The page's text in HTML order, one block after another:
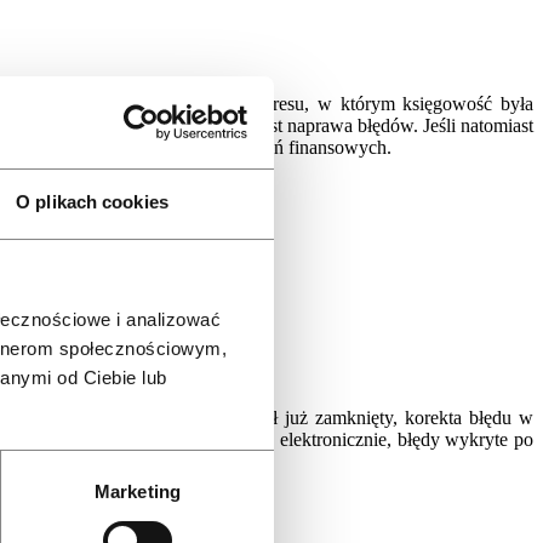
O plikach cookies
i analizować
społecznościowym,
od Ciebie lub
Marketing
dokumentów z okresu, w którym księgowość była
niewłaściwie, konieczna jest naprawa błędów. Jeśli natomiast
stworzenie zaległych sprawozdań finansowych.
ksiąg prowadzonych ręcznie);
Jeśli natomiast okres ten został już zamknięty, korekta błędu w
jest prowadzona ręcznie, czy elektronicznie, błędy wykryte po